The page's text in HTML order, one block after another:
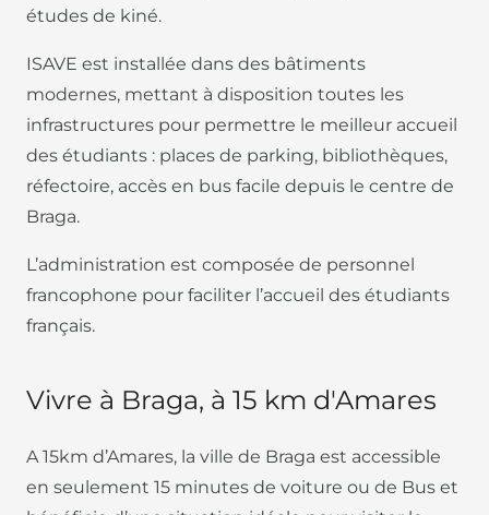
études de kiné.
ISAVE est installée dans des bâtiments
modernes, mettant à disposition toutes les
infrastructures pour permettre le meilleur accueil
des étudiants : places de parking, bibliothèques,
réfectoire, accès en bus facile depuis le centre de
Braga.
L’administration est composée de personnel
francophone pour faciliter l’accueil des étudiants
français.
Vivre à Braga, à 15 km d'Amares
A 15km d’Amares, la ville de Braga est accessible
en seulement 15 minutes de voiture ou de Bus et